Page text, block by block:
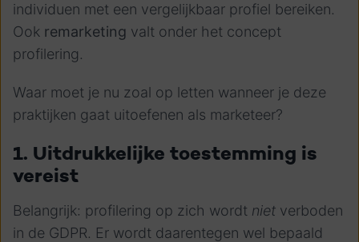
individuen met een vergelijkbaar profiel bereiken.
Ook remarketing valt onder het concept
profilering.
Waar moet je nu zoal op letten wanneer je deze
praktijken gaat uitoefenen als marketeer?
1. Uitdrukkelijke toestemming is
vereist
Belangrijk: profilering op zich wordt niet verboden
in de GDPR. Er wordt daarentegen wel bepaald